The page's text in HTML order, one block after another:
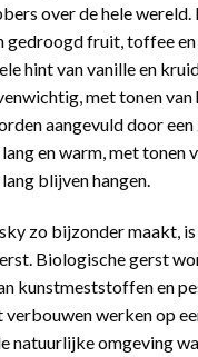
over de hele wereld.
gedroogd fruit, toffee
hint van vanille en
met tonen van
aangevuld door
en warm, met tonen
blijven hangen.
zo bijzonder maakt,
Biologische gerst
kunstmeststoffen en
verbouwen werken op
natuurlijke omgeving